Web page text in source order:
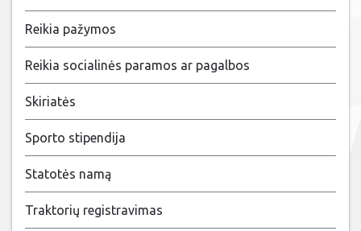
Reikia pažymos
Reikia socialinės paramos ar pagalbos
Skiriatės
Sporto stipendija
Statotės namą
Traktorių registravimas